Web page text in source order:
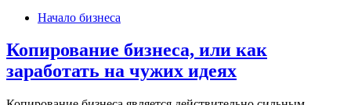
Начало бизнеса
Копирование бизнеса, или как
заработать на чужих идеях